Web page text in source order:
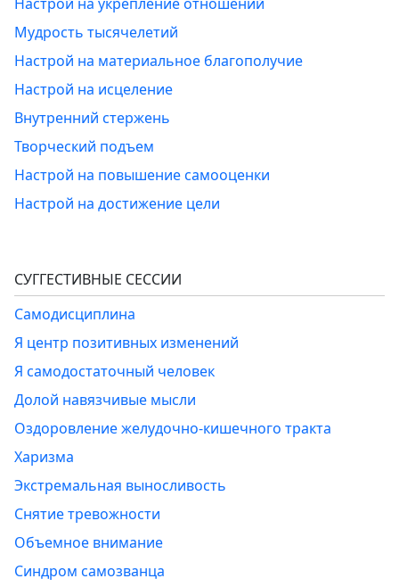
Мудрость тысячелетий
Настрой на материальное благополучие
Настрой на исцеление
Внутренний стержень
Творческий подъем
Настрой на повышение самооценки
Настрой на достижение цели
СУГГЕСТИВНЫЕ СЕССИИ
Самодисциплина
Я центр позитивных изменений
Я самодостаточный человек
Долой навязчивые мысли
Оздоровление желудочно-кишечного тракта
Харизма
Экстремальная выносливость
Снятие тревожности
Объемное внимание
Синдром самозванца